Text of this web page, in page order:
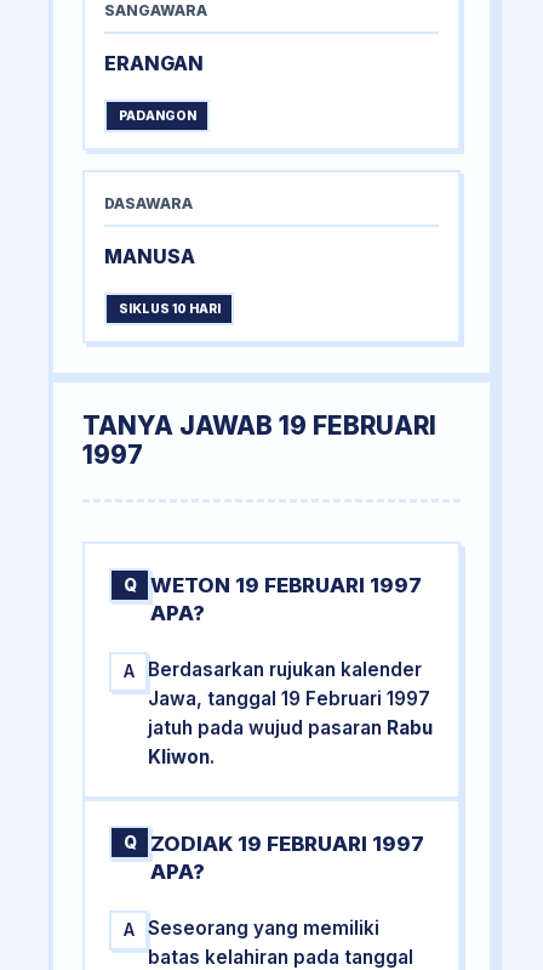
SANGAWARA
ERANGAN
PADANGON
DASAWARA
MANUSA
SIKLUS 10 HARI
TANYA JAWAB 19 FEBRUARI
1997
Q
WETON 19 FEBRUARI 1997
APA?
A
Berdasarkan rujukan kalender
Jawa, tanggal 19 Februari 1997
jatuh pada wujud pasaran Rabu
Kliwon.
Q
ZODIAK 19 FEBRUARI 1997
APA?
A
Seseorang yang memiliki
batas kelahiran pada tanggal